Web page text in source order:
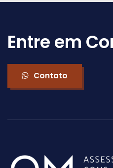
Entre em
Contato